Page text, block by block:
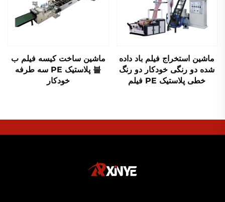
ماشین ساخت کیسه فیلم ب
블 پلاستیک PE سه طرفه
خودکار
ماشین استخراج فیلم باد داده
شده دو رنگی خودکار دو رنگ
خطی پلاستیک PE فیلم